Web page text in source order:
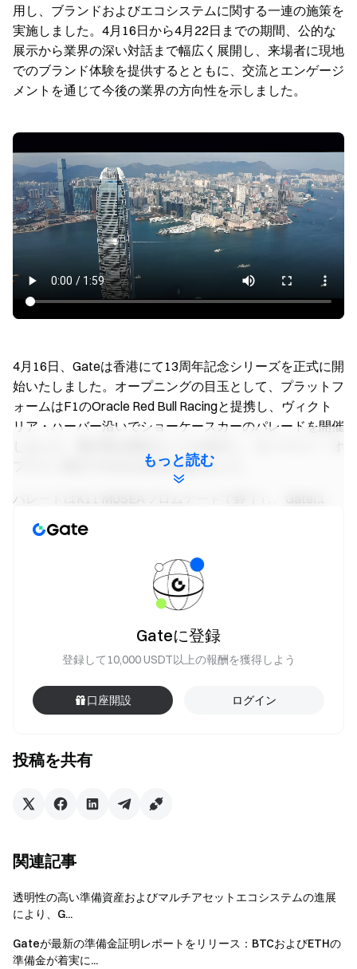
用し、ブランドおよびエコシステムに関する一連の施策を
実施しました。4月16日から4月22日までの期間、公的な
展示から業界の深い対話まで幅広く展開し、来場者に現地
でのブランド体験を提供するとともに、交流とエンゲージ
メントを通じて今後の業界の方向性を示しました。
4月16日、Gateは香港にて13周年記念シリーズを正式に開
始いたしました。オープニングの目玉として、プラットフ
ォームはF1のOracle Red Bull Racingと提携し、ヴィクト
リア・ハーバー沿いでショーケースカーのパレードを開催
しました。展示車は指定ルートを走行し、オンライン・オ
フライン双方で大きな注目を集めました。
パレードはK11 MUSEAプロムナードで終了し、Gateは
を開催いたしました。4月17日には多数の著名人、KOL、
メディア関係者が来場し、Max Verstappenの巨大ヘルメ
ットインスタレーションの公開を目撃しました。複数の
VVIPプレビューセッションも実施され、さらなる注目を
4月18日から4月24日まで、展示は一般公開され、F1の
Oracle Red Bull Racingによる2026年モデルの車両や主要
機器、没入型インタラクティブ体験が展開されました。オ
ープニング初日だけで来場者数は10,000人を超え、レース
ンスタレーションへの関心が高まり、その週のヴィクトリ
ア・ハーバー沿いにおける主要な文化・ブランド活性化イ
もっと読む
投稿を共有
Gateに登録
登録して10,000 USDT以上の報酬を獲得しよう
口座開設 ログイン
関連記事
透明性の高い準備資産およびマルチアセットエコシステムの進展
により、G...
Gateが最新の準備金証明レポートをリリース：BTCおよびETHの
準備金が着実に...